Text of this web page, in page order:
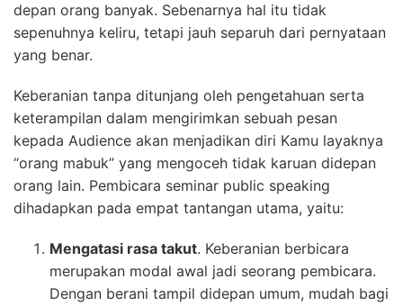
depan orang banyak. Sebenarnya hal itu tidak
sepenuhnya keliru, tetapi jauh separuh dari pernyataan
yang benar.
Keberanian tanpa ditunjang oleh pengetahuan serta
keterampilan dalam mengirimkan sebuah pesan
kepada Audience akan menjadikan diri Kamu layaknya
“orang mabuk” yang mengoceh tidak karuan didepan
orang lain. Pembicara seminar public speaking
dihadapkan pada empat tantangan utama, yaitu:
Mengatasi rasa takut. Keberanian berbicara
merupakan modal awal jadi seorang pembicara.
Dengan berani tampil didepan umum, mudah bagi